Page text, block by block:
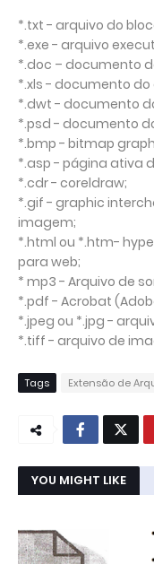
*.txt - arquivo do
*.exe - arquivo
*.doc – documento
*.xls - documento do
*.dwt - documento
*.psd - documento
*.bmp - bitmap
*.asp - página ativa
*.cdr - coreldraw;
*.gif - graphic
imagem;
*.html ou *.htm-
para web;
* mp3 - Arquivo de
*.pdf - Acrobat
*.jpeg ou *.jpg -
*.tiff - arquivo de
Tags Extensão de
YOU MIGHT LIKE